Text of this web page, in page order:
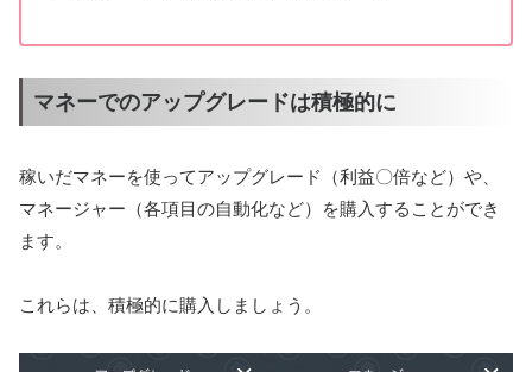
マネーでのアップグレードは積極的に
稼いだマネーを使ってアップグレード（利益〇倍など）や、
マネージャー（各項目の自動化など）を購入することができ
ます。
これらは、積極的に購入しましょう。